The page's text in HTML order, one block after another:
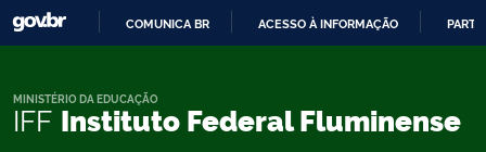
CONTEÚDO
COMUNICA BR ACESSO À INFORMAÇÃO
IFF Instituto Federal Fluminense
MINISTÉRIO DA EDUCAÇÃO